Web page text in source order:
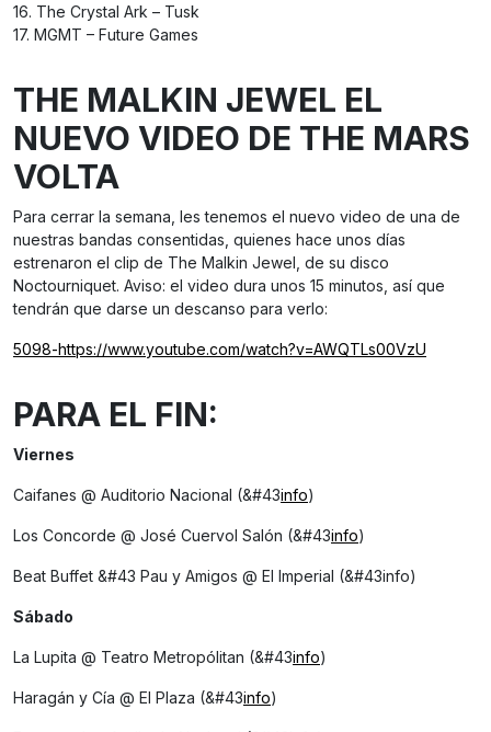
16. The Crystal Ark – Tusk
17. MGMT – Future Games
THE MALKIN JEWEL EL
NUEVO VIDEO DE THE MARS
VOLTA
Para cerrar la semana, les tenemos el nuevo video de una de
nuestras bandas consentidas, quienes hace unos días
estrenaron el clip de The Malkin Jewel, de su disco
Noctourniquet. Aviso: el video dura unos 15 minutos, así que
tendrán que darse un descanso para verlo:
5098-https://www.youtube.com/watch?v=AWQTLs00VzU
PARA EL FIN:
Viernes
Caifanes @ Auditorio Nacional (&#43info)
Los Concorde @ José Cuervol Salón (&#43info)
Beat Buffet &#43 Pau y Amigos @ El Imperial (&#43info)
Sábado
La Lupita @ Teatro Metropólitan (&#43info)
Haragán y Cía @ El Plaza (&#43info)